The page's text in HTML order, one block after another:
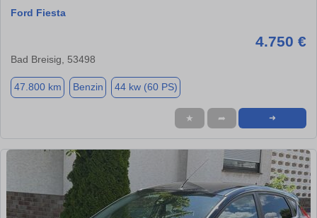
Ford Fiesta
4.750 €
Bad Breisig, 53498
47.800 km Benzin 44 kw (60 PS)
★ ➦ ➜